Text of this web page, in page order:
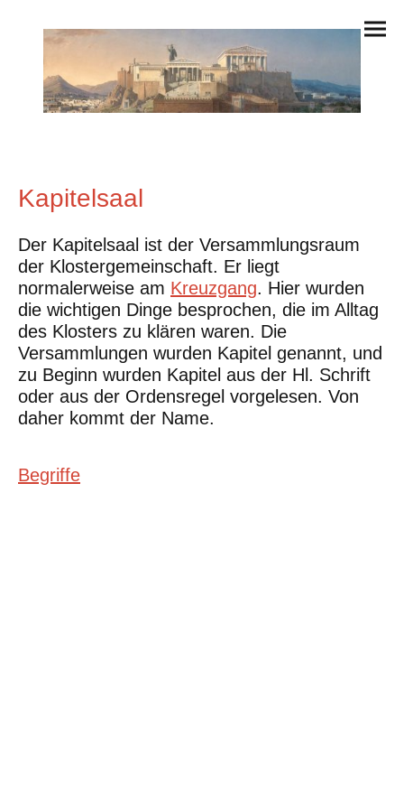
Kapitelsaal
Der Kapitelsaal ist der Versammlungsraum
der Klostergemeinschaft. Er liegt
normalerweise am Kreuzgang. Hier wurden
die wichtigen Dinge besprochen, die im Alltag
des Klosters zu klären waren. Die
Versammlungen wurden Kapitel genannt, und
zu Beginn wurden Kapitel aus der Hl. Schrift
oder aus der Ordensregel vorgelesen. Von
daher kommt der Name.
Begriffe